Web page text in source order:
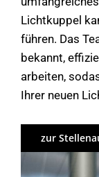
Lichtkuppel
führen. Das
bekannt,
arbeiten,
Ihrer neuen
zur